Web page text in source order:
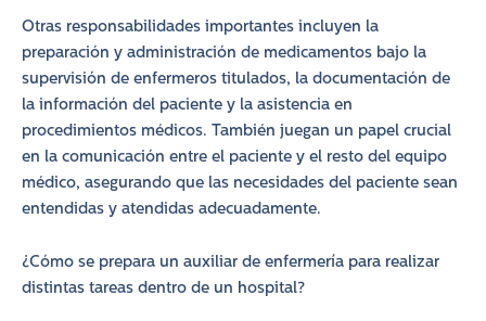
Otras responsabilidades importantes incluyen la
preparación y administración de medicamentos bajo la
supervisión de enfermeros titulados, la documentación de
la información del paciente y la asistencia en
procedimientos médicos. También juegan un papel crucial
en la comunicación entre el paciente y el resto del equipo
médico, asegurando que las necesidades del paciente sean
entendidas y atendidas adecuadamente.
¿Cómo se prepara un auxiliar de enfermería para realizar
distintas tareas dentro de un hospital?